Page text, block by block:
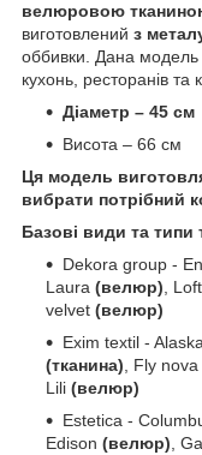
велюровою
виготовлений з
оббивки. Дана модель
кухонь, ресторанів та
Діаметр – 45 см
Висота – 66 см
Ця модель
вибрати потрібний
Базові види та типи
Dekora group -
Laura (велюр), Loft
velvet (велюр)
Exim textil -
(тканина), Fly nova
Lili (велюр)
Estetica -
Edison (велюр),